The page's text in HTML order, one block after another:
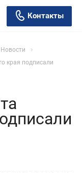
Контакты
Новости
края подписали